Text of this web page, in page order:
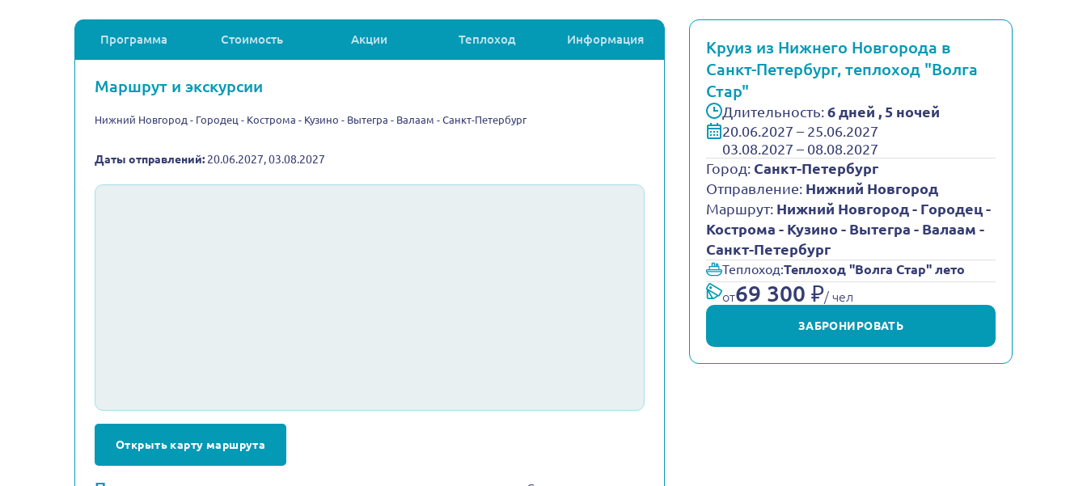
Программа Стоимость Акции Теплоход Информация
Маршрут и экскурсии
Нижний Новгород - Городец - Кострома - Кузино - Вытегра - Валаам - Санкт-Петербург
Даты отправлений: 20.06.2027, 03.08.2027
Открыть карту маршрута
Круиз из Нижнего Новгорода в
Санкт-Петербург, теплоход "Волга
Стар"
Длительность: 6 дней , 5 ночей
20.06.2027 – 25.06.2027
03.08.2027 – 08.08.2027
Город: Санкт-Петербург
Отправление: Нижний Новгород
Маршрут: Нижний Новгород - Городец -
Кострома - Кузино - Вытегра - Валаам -
Санкт-Петербург
Теплоход:Теплоход "Волга Стар" лето
от69 300 ₽/ чел
ЗАБРОНИРОВАТЬ